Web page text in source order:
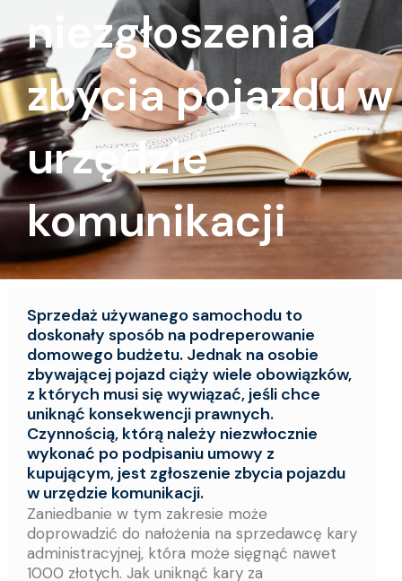
niezgłoszenia
zbycia pojazdu w
urzędzie
komunikacji
Sprzedaż używanego samochodu to
doskonały sposób na podreperowanie
domowego budżetu. Jednak na osobie
zbywającej pojazd ciąży wiele obowiązków,
z których musi się wywiązać, jeśli chce
uniknąć konsekwencji prawnych.
Czynnością, którą należy niezwłocznie
wykonać po podpisaniu umowy z
kupującym, jest zgłoszenie zbycia pojazdu
w urzędzie komunikacji.
Zaniedbanie w tym zakresie może
doprowadzić do nałożenia na sprzedawcę kary
administracyjnej, która może sięgnąć nawet
1000 złotych. Jak uniknąć kary za